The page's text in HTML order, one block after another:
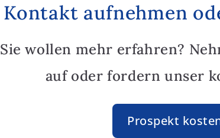
Kontakt aufnehmen
Sie wollen mehr erfahren?
auf oder fordern unser
Prospekt